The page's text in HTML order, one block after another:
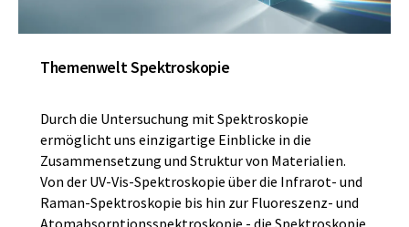
Themenwelt Spektroskopie
Durch die Untersuchung mit Spektroskopie
ermöglicht uns einzigartige Einblicke in die
Zusammensetzung und Struktur von Materialien.
Von der UV-Vis-Spektroskopie über die Infrarot- und
Raman-Spektroskopie bis hin zur Fluoreszenz- und